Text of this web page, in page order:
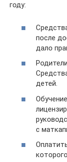
году:
после
дало
детей.
с